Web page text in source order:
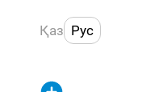
Қаз Рус